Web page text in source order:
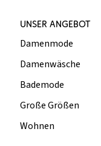
UNSER ANGEBOT
Damenmode
Damenwäsche
Bademode
Große Größen
Wohnen